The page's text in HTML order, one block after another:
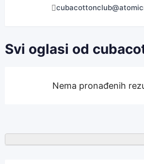
Svi oglasi od
Nema pronađenih